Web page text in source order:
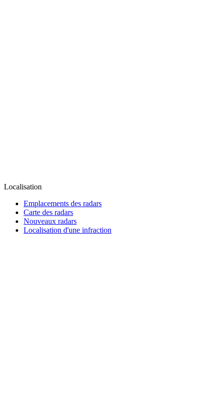
Localisation
Emplacements des radars
Carte des radars
Nouveaux radars
Localisation d'une infraction